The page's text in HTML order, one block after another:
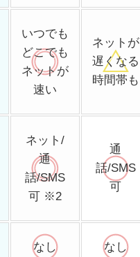
いつでも
どこでも
ネットが
速い
ネットが
遅くなる
時間帯も
ネット/
通
話/SMS
可 ※2
通
話/SMS
可
なし なし